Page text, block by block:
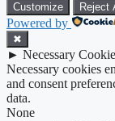
Customize Reject
Powered by
✖
► Necessary
Necessary cookies
and consent
data.
None